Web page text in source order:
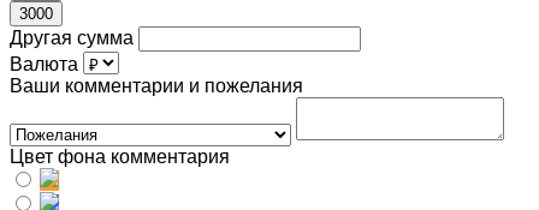
3000
Другая сумма
Валюта
Ваши комментарии и пожелания
Цвет фона комментария